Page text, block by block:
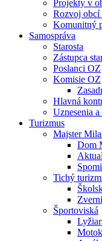
Projekty v
Rozvoj obcí
Komunitný
Samospráva
Starosta
Zástupca
Poslanci OZ
Komisie OZ
Hlavná
Uznesenia
Turizmus
Majster
Dom
Tichý
Športoviská